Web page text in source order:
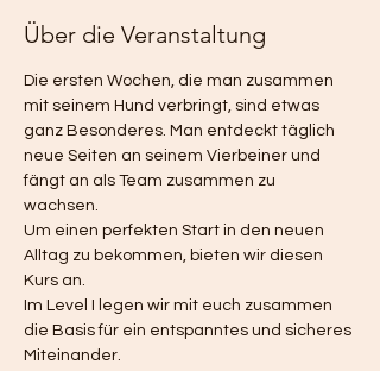
Über die Veranstaltung
Die ersten Wochen, die man zusammen
mit seinem Hund verbringt, sind etwas
ganz Besonderes. Man entdeckt täglich
neue Seiten an seinem Vierbeiner und
fängt an als Team zusammen zu
wachsen.
Um einen perfekten Start in den neuen
Alltag zu bekommen, bieten wir diesen
Kurs an.
Im Level I legen wir mit euch zusammen
die Basis für ein entspanntes und sicheres
Miteinander.